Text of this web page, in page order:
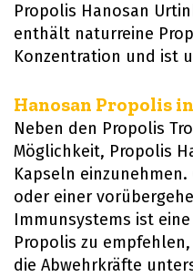
Propolis Hanosan
enthält naturreine
Konzentration und ist
Hanosan Propolis
Neben den Propolis
Möglichkeit, Propolis
Kapseln
oder einer
Immunsystems ist
Propolis zu
die Abwehrkräfte